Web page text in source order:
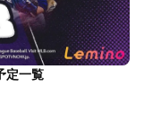
定一覧